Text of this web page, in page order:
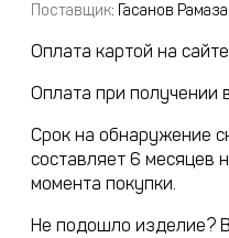
Поставщик: Гасанов
Оплата картой на сайте
Оплата при получении
Срок на обнаружение
составляет 6 месяцев
момента покупки.
Не подошло изделие?